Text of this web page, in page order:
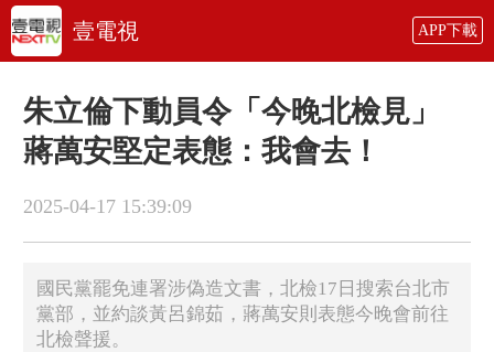
壹電視 APP下載
朱立倫下動員令「今晚北檢見」
蔣萬安堅定表態：我會去！
2025-04-17 15:39:09
國民黨罷免連署涉偽造文書，北檢17日搜索台北市
黨部，並約談黃呂錦茹，蔣萬安則表態今晚會前往
北檢聲援。